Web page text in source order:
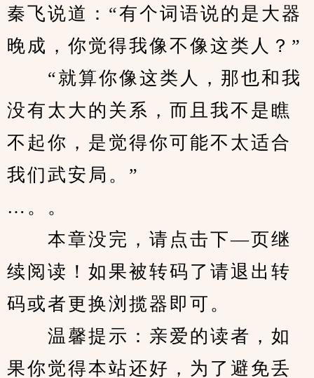
秦飞说道：“有个词语说的是大器
晚成，你觉得我像不像这类人？”
“就算你像这类人，那也和我
没有太大的关系，而且我不是瞧
不起你，是觉得你可能不太适合
我们武安局。”
…。。
本章没完，请点击下—页继
续阅读！如果被转码了请退出转
码或者更换浏揽器即可。
温馨提示：亲爱的读者，如
果你觉得本站还好，为了避免丢